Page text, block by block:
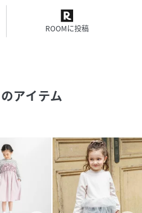
ROOMに投稿
アイテム